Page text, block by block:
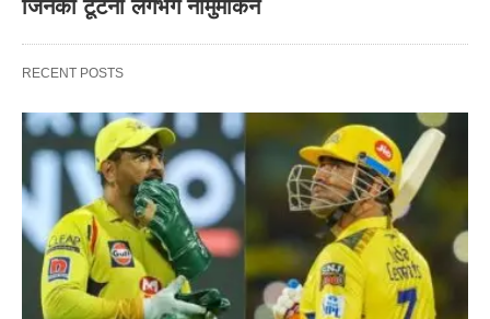
जिनका टूटना लगभग नामुमकिन
RECENT POSTS